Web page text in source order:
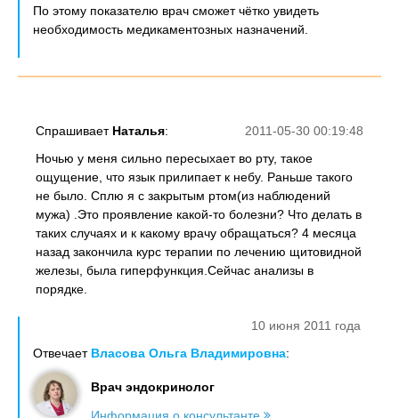
По этому показателю врач сможет чётко увидеть
необходимость медикаментозных назначений.
2011-05-30 00:19:48
Спрашивает Наталья:
Ночью у меня сильно пересыхает во рту, такое
ощущение, что язык прилипает к небу. Раньше такого
не было. Сплю я с закрытым ртом(из наблюдений
мужа) .Это проявление какой-то болезни? Что делать в
таких случаях и к какому врачу обращаться? 4 месяца
назад закончила курс терапии по лечению щитовидной
железы, была гиперфункция.Сейчас анализы в
порядке.
10 июня 2011 года
Отвечает Власова Ольга Владимировна:
Врач эндокринолог